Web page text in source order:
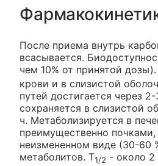
После приема внутрь
всасывается.
чем 10% от принятой дозы).
крови и в слизистой
путей достигается через
сохраняется в слизистой
ч. Метаболизируется в
преимущественно почками,
неизмененном виде (30-60
метаболитов. T1/2 - около 2